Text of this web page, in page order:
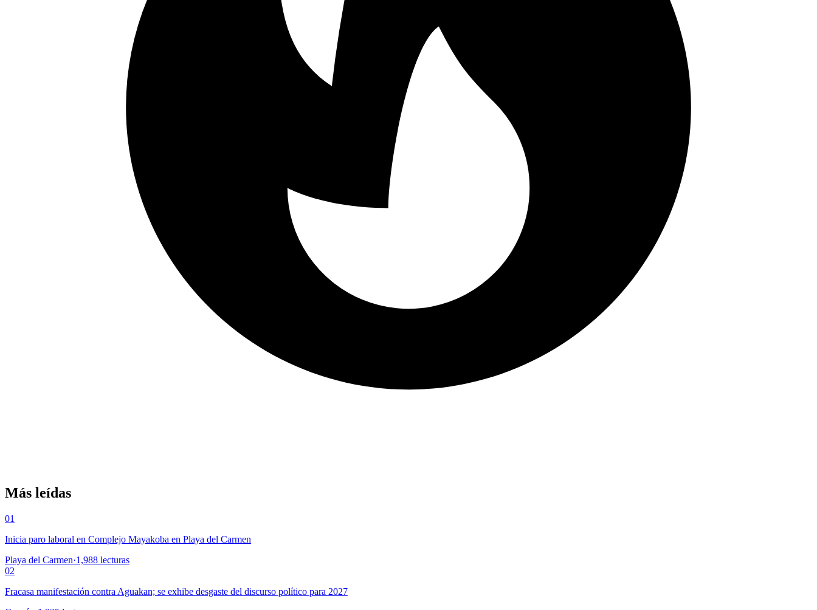
Más leídas
01
Inicia paro laboral en Complejo Mayakoba en Playa del Carmen
Playa del Carmen·1,988 lecturas
02
Fracasa manifestación contra Aguakan; se exhibe desgaste del discurso político para 2027